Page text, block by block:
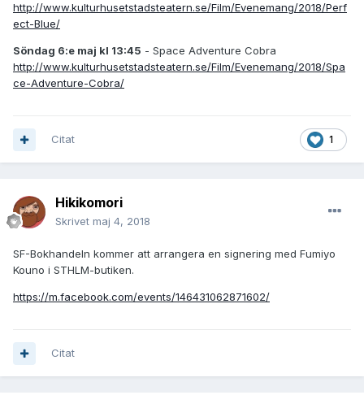
http://www.kulturhusetstadsteatern.se/Film/Evenemang/2018/Perf
ect-Blue/
Söndag 6:e maj kl 13:45 - Space Adventure Cobra
http://www.kulturhusetstadsteatern.se/Film/Evenemang/2018/Spa
ce-Adventure-Cobra/
1
Citat
Hikikomori
Skrivet maj 4, 2018
SF-Bokhandeln kommer att arrangera en signering med Fumiyo
Kouno i STHLM-butiken.
https://m.facebook.com/events/146431062871602/
Citat